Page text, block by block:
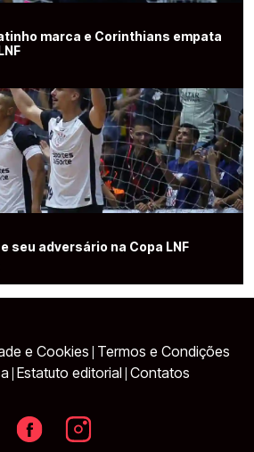
marca e Corinthians empata
seu adversário na Copa LNF
e Cookies Termos e Condições
Estatuto editorial Contatos